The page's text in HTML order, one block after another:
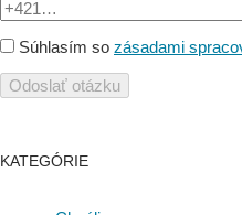
Súhlasím so zásadami
KATEGÓRIE